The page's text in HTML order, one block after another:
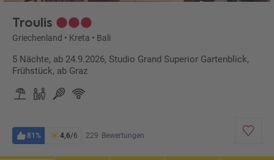
Troulis
Griechenland • Kreta • Bali
5 Nächte, ab 24.9.2026, Studio Grand Superior Gartenblick,
Frühstück, ab Graz
81% 4,6/6 229 Bewertungen